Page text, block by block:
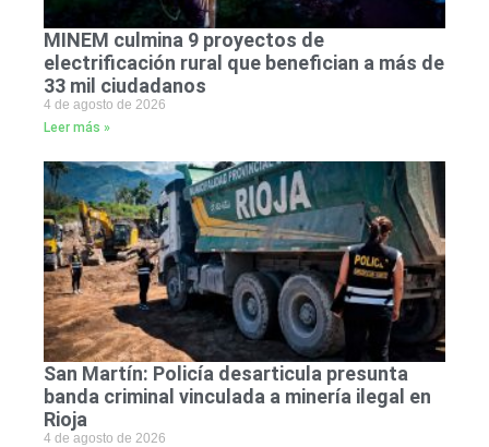
MINEM culmina 9 proyectos de
electrificación rural que benefician a más de
33 mil ciudadanos
4 de agosto de 2026
Leer más »
San Martín: Policía desarticula presunta
banda criminal vinculada a minería ilegal en
Rioja
4 de agosto de 2026